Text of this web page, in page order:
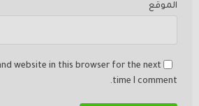
الموقع
website in this browser for the next
time I comment.